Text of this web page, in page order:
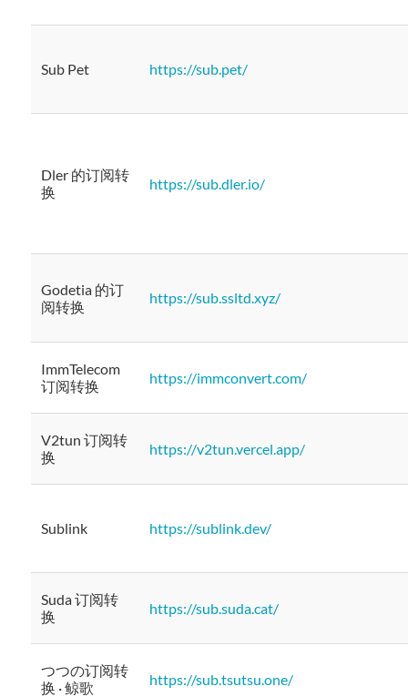
Sub Pet https://sub.pet/
Dler 的订阅转
换
https://sub.dler.io/
Godetia 的订
阅转换
https://sub.ssltd.xyz/
ImmTelecom
订阅转换
https://immconvert.com/
V2tun 订阅转
换
https://v2tun.vercel.app/
Sublink https://sublink.dev/
Suda 订阅转
换
https://sub.suda.cat/
つつの订阅转
换 · 鲸歌
https://sub.tsutsu.one/